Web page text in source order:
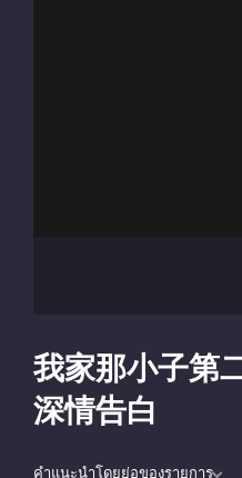
我家那小子第
深情告白
คำแนะนำโดยย่อของรายการ